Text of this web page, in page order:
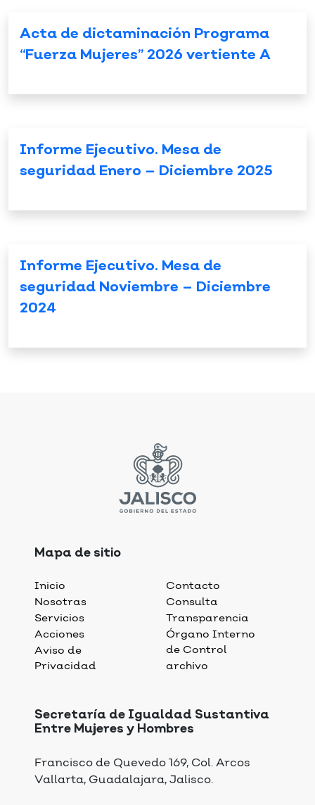
Acta de dictaminación Programa
“Fuerza Mujeres” 2026 vertiente A
Informe Ejecutivo. Mesa de
seguridad Enero – Diciembre 2025
Informe Ejecutivo. Mesa de
seguridad Noviembre – Diciembre
2024
Mapa de sitio
Inicio
Nosotras
Servicios
Acciones
Aviso de
Privacidad
Contacto
Consulta
Transparencia
Órgano Interno
de Control
archivo
Secretaría de Igualdad Sustantiva
Entre Mujeres y Hombres
Francisco de Quevedo 169, Col. Arcos
Vallarta, Guadalajara, Jalisco.